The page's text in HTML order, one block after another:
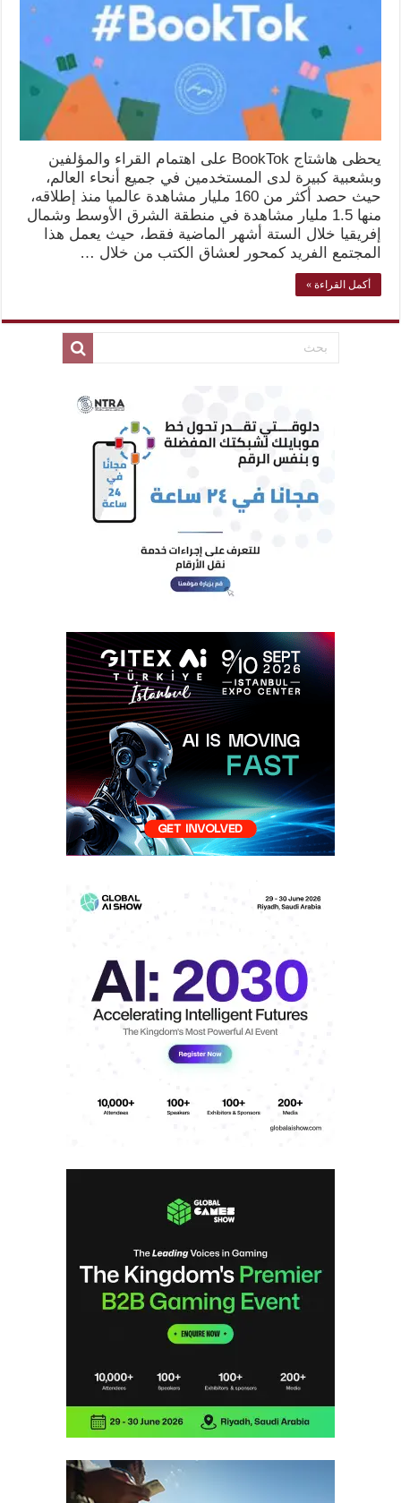
يحظى هاشتاج BookTok على اهتمام القراء والمؤلفين
وبشعبية كبيرة لدى المستخدمين في جميع أنحاء العالم،
حيث حصد أكثر من 160 مليار مشاهدة عالميا منذ إطلاقه،
منها 1.5 مليار مشاهدة في منطقة الشرق الأوسط وشمال
إفريقيا خلال الستة أشهر الماضية فقط، حيث يعمل هذا
المجتمع الفريد كمحور لعشاق الكتب من خلال …
أكمل القراءة »